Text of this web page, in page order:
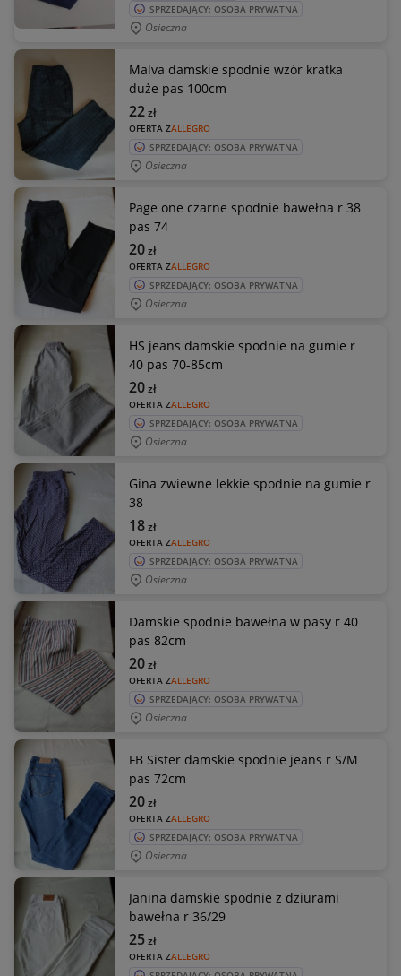
SPRZEDAJĄCY: OSOBA PRYWATNA
Osieczna
Malva damskie spodnie wzór kratka
duże pas 100cm
OFERTA ZALLEGRO
22zł
SPRZEDAJĄCY: OSOBA PRYWATNA
Osieczna
Page one czarne spodnie bawełna r 38
pas 74
OFERTA ZALLEGRO
20zł
SPRZEDAJĄCY: OSOBA PRYWATNA
Osieczna
HS jeans damskie spodnie na gumie r
40 pas 70-85cm
OFERTA ZALLEGRO
20zł
SPRZEDAJĄCY: OSOBA PRYWATNA
Osieczna
Gina zwiewne lekkie spodnie na gumie r
38
OFERTA ZALLEGRO
18zł
SPRZEDAJĄCY: OSOBA PRYWATNA
Osieczna
Damskie spodnie bawełna w pasy r 40
pas 82cm
OFERTA ZALLEGRO
20zł
SPRZEDAJĄCY: OSOBA PRYWATNA
Osieczna
FB Sister damskie spodnie jeans r S/M
pas 72cm
OFERTA ZALLEGRO
20zł
SPRZEDAJĄCY: OSOBA PRYWATNA
Osieczna
Janina damskie spodnie z dziurami
bawełna r 36/29
OFERTA ZALLEGRO
25zł